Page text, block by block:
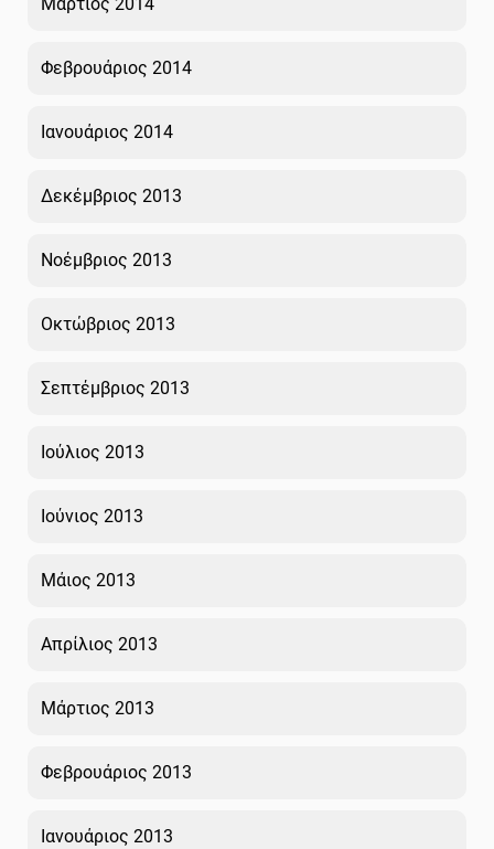
Φεβρουάριος 2014
Ιανουάριος 2014
Δεκέμβριος 2013
Νοέμβριος 2013
Οκτώβριος 2013
Σεπτέμβριος 2013
Ιούλιος 2013
Ιούνιος 2013
Μάιος 2013
Απρίλιος 2013
Μάρτιος 2013
Φεβρουάριος 2013
Ιανουάριος 2013